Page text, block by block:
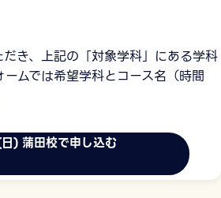
き、上記の「対象学科」にある学科
ムでは希望学科とコース名（時間
) 蒲田校で申し込む